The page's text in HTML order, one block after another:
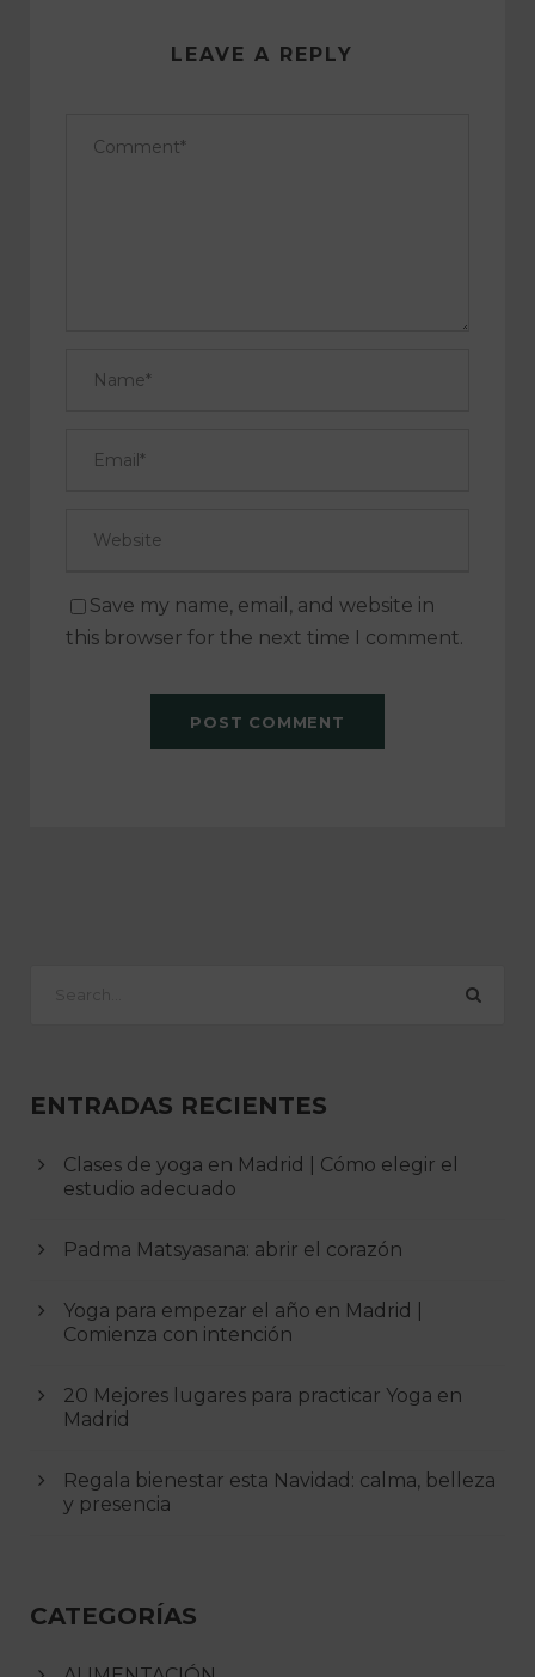
LEAVE A REPLY
Save my name, email, and website in
this browser for the next time I comment.
ENTRADAS RECIENTES
Clases de yoga en Madrid | Cómo elegir el
estudio adecuado
Padma Matsyasana: abrir el corazón
Yoga para empezar el año en Madrid |
Comienza con intención
20 Mejores lugares para practicar Yoga en
Madrid
Regala bienestar esta Navidad: calma, belleza
y presencia
CATEGORÍAS